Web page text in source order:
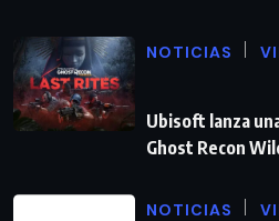
NOTICIAS
Ubisoft lanza
Ghost Recon
NOTICIAS